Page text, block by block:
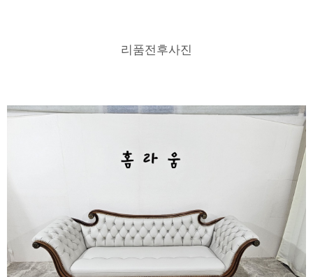
리품전후사진